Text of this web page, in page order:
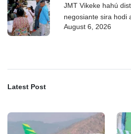
JMT Vikeke hahú
negosiante sira hodi
August 6, 2026
Latest Post